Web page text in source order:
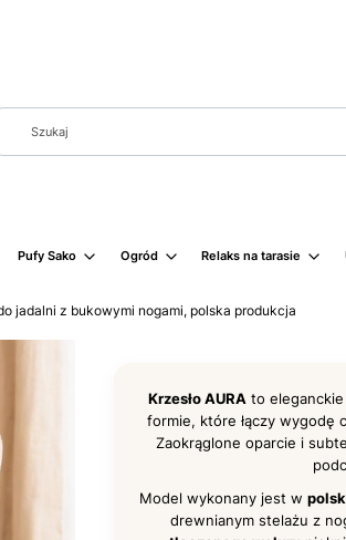
Pufy Sako Ogród Relaks na tarasie
jadalni z bukowymi nogami, polska produkcja
Krzesło AURA to eleganckie
formie, które łączy wygodę
Zaokrąglone oparcie i
Model wykonany jest w
drewnianym stelażu z